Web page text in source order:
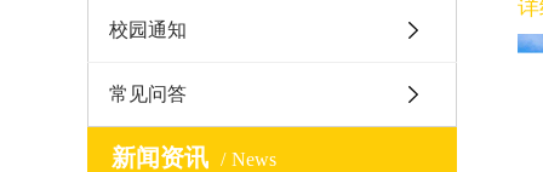
校园通知
常见问答
新闻资讯 News